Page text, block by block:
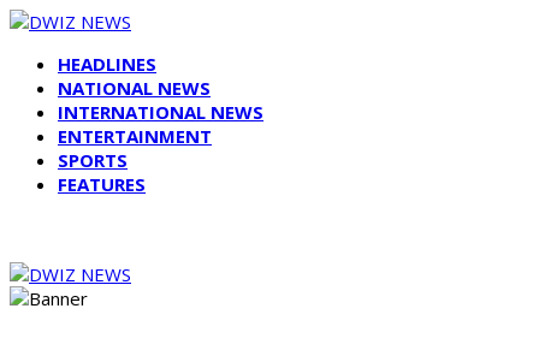
HEADLINES
NATIONAL NEWS
INTERNATIONAL NEWS
ENTERTAINMENT
SPORTS
FEATURES